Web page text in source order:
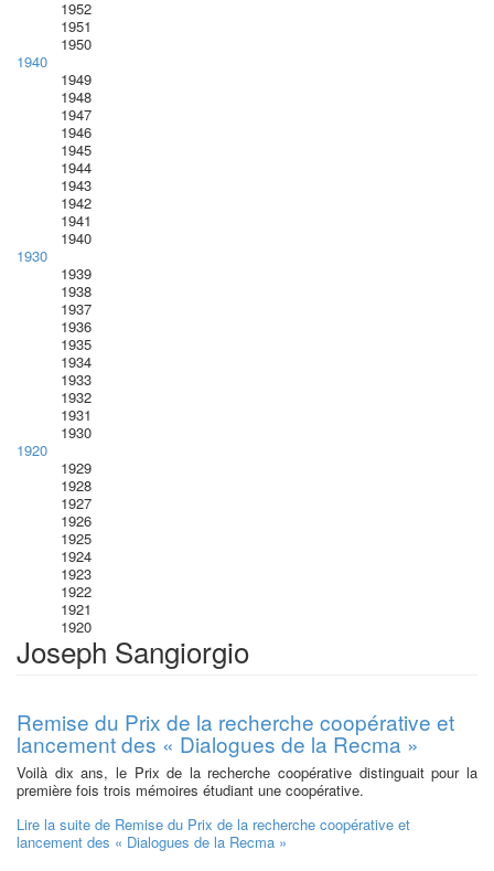
1952
1951
1950
1940
1949
1948
1947
1946
1945
1944
1943
1942
1941
1940
1930
1939
1938
1937
1936
1935
1934
1933
1932
1931
1930
1920
1929
1928
1927
1926
1925
1924
1923
1922
1921
1920
Joseph Sangiorgio
Remise du Prix de la recherche coopérative et
lancement des « Dialogues de la Recma »
Voilà dix ans, le Prix de la recherche coopérative distinguait pour la
première fois trois mémoires étudiant une coopérative.
Lire la suite de Remise du Prix de la recherche coopérative et
lancement des « Dialogues de la Recma »